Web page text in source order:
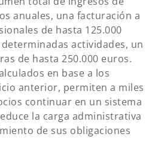
anuales, una facturación a
de hasta 125.000
actividades, un
de hasta 250.000 euros.
en base a los
anterior, permiten a miles
continuar en un sistema
la carga administrativa
de sus obligaciones